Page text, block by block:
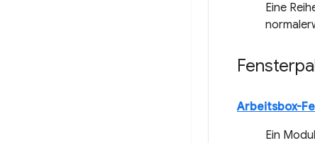
Eine
Arbeitsbox-
Ein